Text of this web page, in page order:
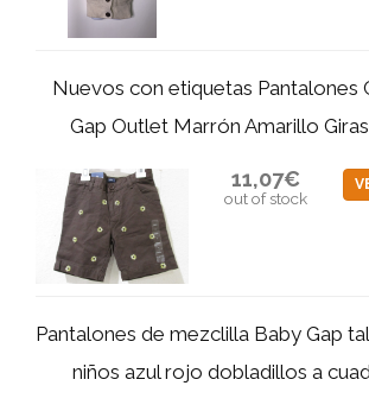
Nuevos con etiquetas Pantalones
Gap Outlet Marrón Amarillo
11,07€
out of stock
Pantalones de mezclilla Baby Gap
niños azul rojo dobladillos a